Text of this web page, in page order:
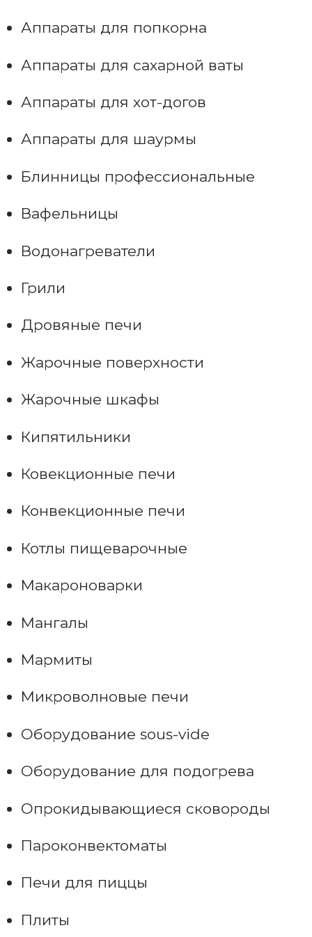
Аппараты для попкорна
Аппараты для сахарной ваты
Аппараты для хот-догов
Аппараты для шаурмы
Блинницы профессиональные
Вафельницы
Водонагреватели
Грили
Дровяные печи
Жарочные поверхности
Жарочные шкафы
Кипятильники
Ковекционные печи
Конвекционные печи
Котлы пищеварочные
Макароноварки
Мангалы
Мармиты
Микроволновые печи
Оборудование sous-vide
Оборудование для подогрева
Опрокидывающиеся сковороды
Пароконвектоматы
Печи для пиццы
Плиты